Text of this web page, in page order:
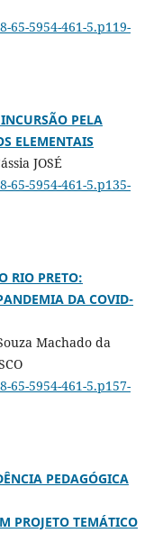
65-5954-461-5.p119-
PELA
ELEMENTAIS
JOSÉ
65-5954-461-5.p135-
RIO PRETO:
DA COVID-
Machado da
65-5954-461-5.p157-
PEDAGÓGICA
PROJETO TEMÁTICO